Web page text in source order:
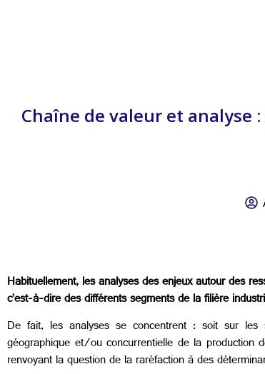
Chaîne de valeur et analyse
Habituellement, les analyses des enjeux autour des
c’est-à-dire des différents segments de la filière
De fait, les analyses se concentrent : soit sur les
géographique et/ou concurrentielle de la
renvoyant la question de la raréfaction à des